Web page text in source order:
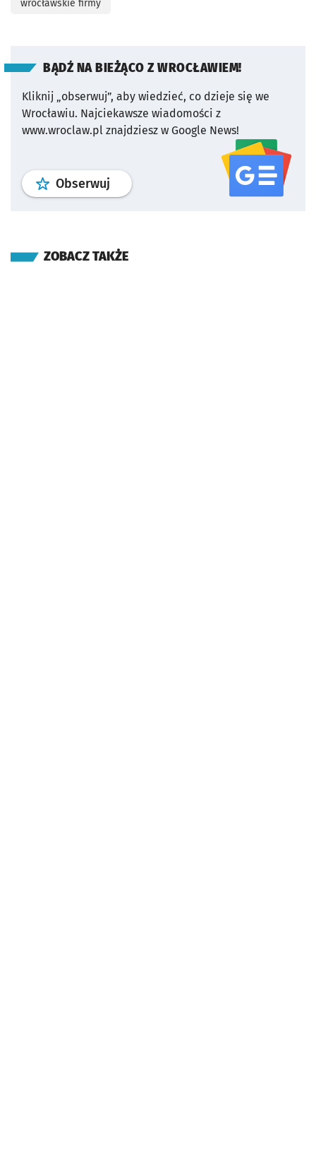
wrocławskie firmy
BĄDŹ NA BIEŻĄCO Z WROCŁAWIEM!
Kliknij „obserwuj”, aby wiedzieć, co dzieje się we
Wrocławiu. Najciekawsze wiadomości z
www.wroclaw.pl znajdziesz w Google News!
Obserwuj profil serwisu
ZOBACZ TAKŻE